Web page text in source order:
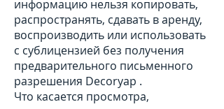
информацию нельзя копировать,
распространять, сдавать в аренду,
воспроизводить или использовать
с сублицензией без получения
предварительного письменного
разрешения Decoryap .
Что касается просмотра,